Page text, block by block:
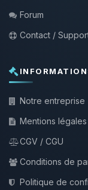
Forum
Contact /
Notre entreprise
Mentions légales
CGV / CGU
Conditions de
Politique de